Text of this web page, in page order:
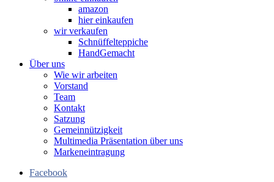
amazon
hier einkaufen
wir verkaufen
Schnüffelteppiche
HandGemacht
Über uns
Wie wir arbeiten
Vorstand
Team
Kontakt
Satzung
Gemeinnützigkeit
Multimedia Präsentation über uns
Markeneintragung
Facebook